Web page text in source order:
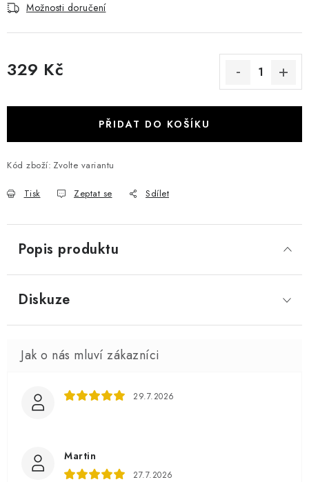
Možnosti doručení
329 Kč
PŘIDAT DO KOŠÍKU
Kód zboží: Zvolte variantu
Tisk Zeptat se Sdílet
Popis produktu
Diskuze
29.7.2026
Martin
27.7.2026